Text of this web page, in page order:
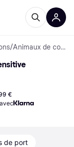
/ Animaux de compagnie
€
de port